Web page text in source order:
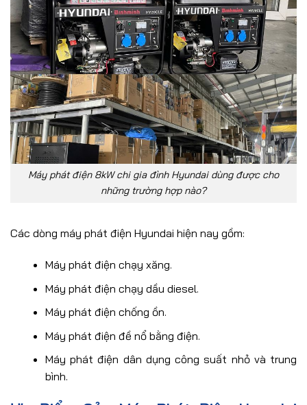
Máy phát điện 8kW chi gia đình Hyundai dùng được cho
những trường hợp nào?
Các dòng máy phát điện Hyundai hiện nay gồm:
Máy phát điện chạy xăng.
Máy phát điện chạy dầu diesel.
Máy phát điện chống ồn.
Máy phát điện đề nổ bằng điện.
Máy phát điện dân dụng công suất nhỏ và trung
bình.